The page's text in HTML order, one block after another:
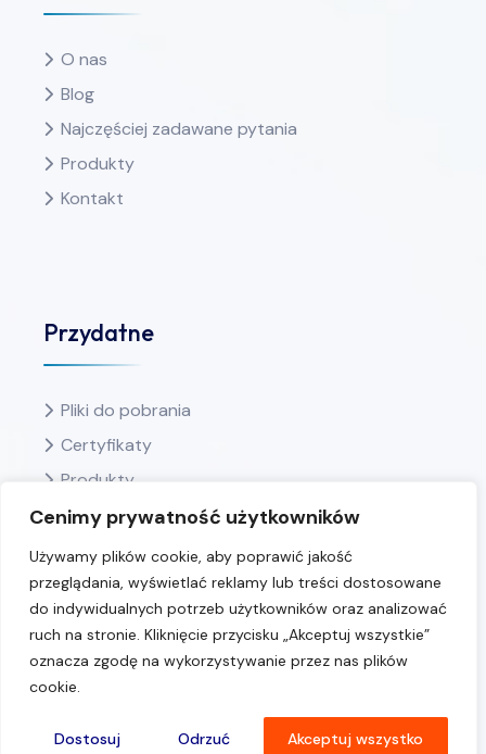
Cenimy prywatność użytkowników
Używamy plików cookie, aby poprawić jakość
przeglądania, wyświetlać reklamy lub treści dostosowane
do indywidualnych potrzeb użytkowników oraz analizować
ruch na stronie. Kliknięcie przycisku „Akceptuj wszystkie”
oznacza zgodę na wykorzystywanie przez nas plików
cookie.
Dostosuj Odrzuć Akceptuj wszystko
O nas
Blog
Najczęściej zadawane pytania
Produkty
Kontakt
Przydatne
Pliki do pobrania
Certyfikaty
Produkty
Ulubione
Polityka prywatności
Strony internetowe Kraków|Projekt Estart